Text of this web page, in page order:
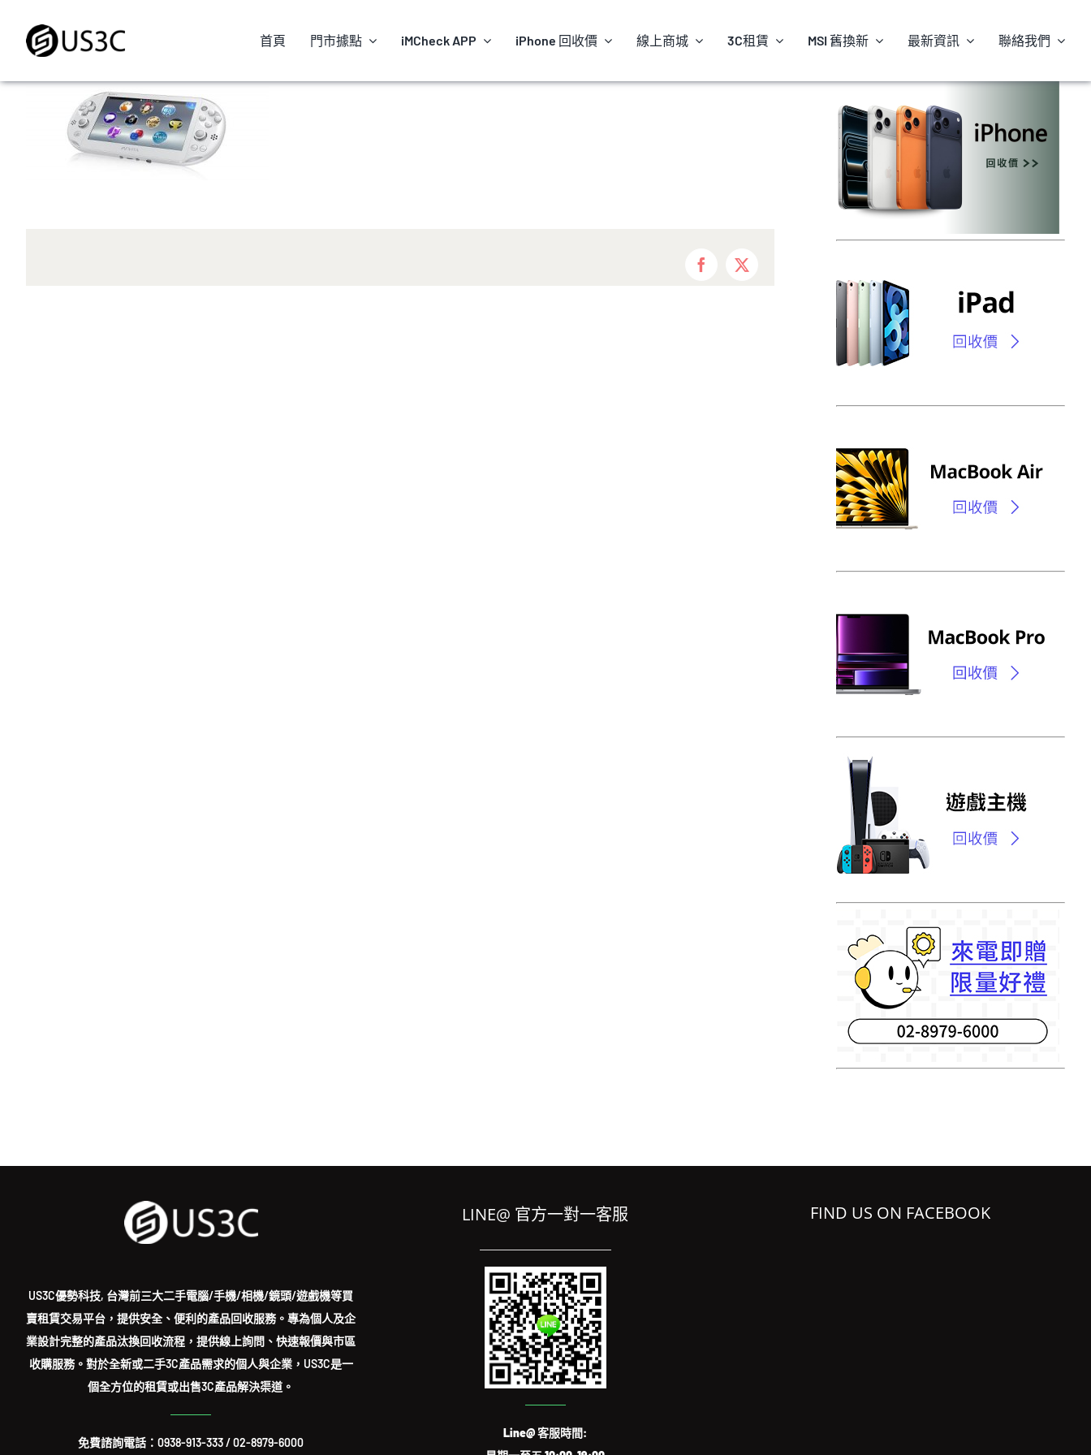
content
首頁 門市據點 iMCheck APP iPhone 回收價 線上商城 3C租賃 MSI 舊換新 最新資訊 聯絡我們
Facebook
X
US3C優勢科技, 台灣前三大二手電腦/手機/相機/鏡頭/遊戲機等買
賣租賃交易平台，提供安全、便利的產品回收服務。專為個人及企
業設計完整的產品汰換回收流程，提供線上詢問、快速報價與市區
收購服務。對於全新或二手3C產品需求的個人與企業，US3C是一
個全方位的租賃或出售3C產品解決渠道。
免費諮詢電話：0938-913-333/02-8979-6000
LINE@ 官方一對一客服
Line@ 客服時間:
FIND US ON FACEBOOK